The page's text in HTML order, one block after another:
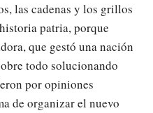
las cadenas y los grillos
patria, porque
que gestó una nación
todo solucionando
por opiniones
de organizar el nuevo